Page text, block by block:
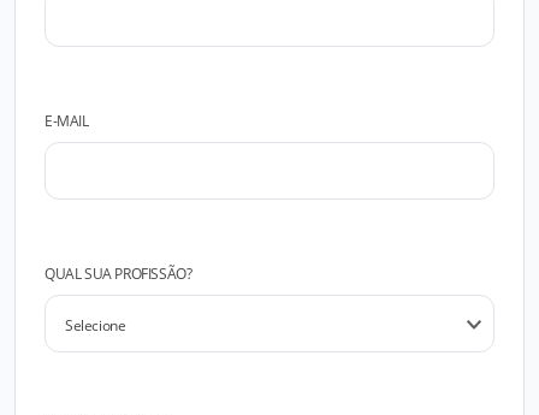
E-MAIL
QUAL SUA PROFISSÃO?